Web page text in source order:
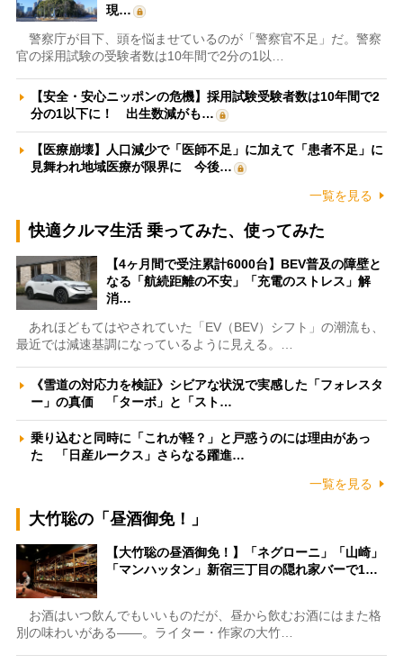
現…
警察庁が目下、頭を悩ませているのが「警察官不足」だ。警察
官の採用試験の受験者数は10年間で2分の1以…
【安全・安心ニッポンの危機】採用試験受験者数は10年間で2
分の1以下に！ 出生数減がも…
【医療崩壊】人口減少で「医師不足」に加えて「患者不足」に
見舞われ地域医療が限界に 今後…
一覧を見る
快適クルマ生活 乗ってみた、使ってみた
【4ヶ月間で受注累計6000台】BEV普及の障壁と
なる「航続距離の不安」「充電のストレス」解
消…
あれほどもてはやされていた「EV（BEV）シフト」の潮流も、
最近では減速基調になっているように見える。…
《雪道の対応力を検証》シビアな状況で実感した「フォレスタ
ー」の真価 「ターボ」と「スト…
乗り込むと同時に「これが軽？」と戸惑うのには理由があっ
た 「日産ルークス」さらなる躍進…
一覧を見る
大竹聡の「昼酒御免！」
【大竹聡の昼酒御免！】「ネグローニ」「山崎」
「マンハッタン」新宿三丁目の隠れ家バーで1…
お酒はいつ飲んでもいいものだが、昼から飲むお酒にはまた格
別の味わいがある――。ライター・作家の大竹…